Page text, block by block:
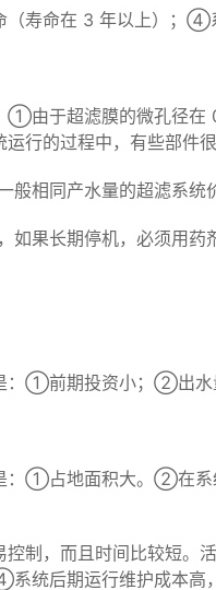
（寿命在 3 年以上）；④
①由于超滤膜的微孔径在
行的过程中，有些部件
相同产水量的超滤系统
果长期停机，必须用药
：①前期投资小；②出水
：①占地面积大。②在系
控制，而且时间比较短。
统后期运行维护成本高